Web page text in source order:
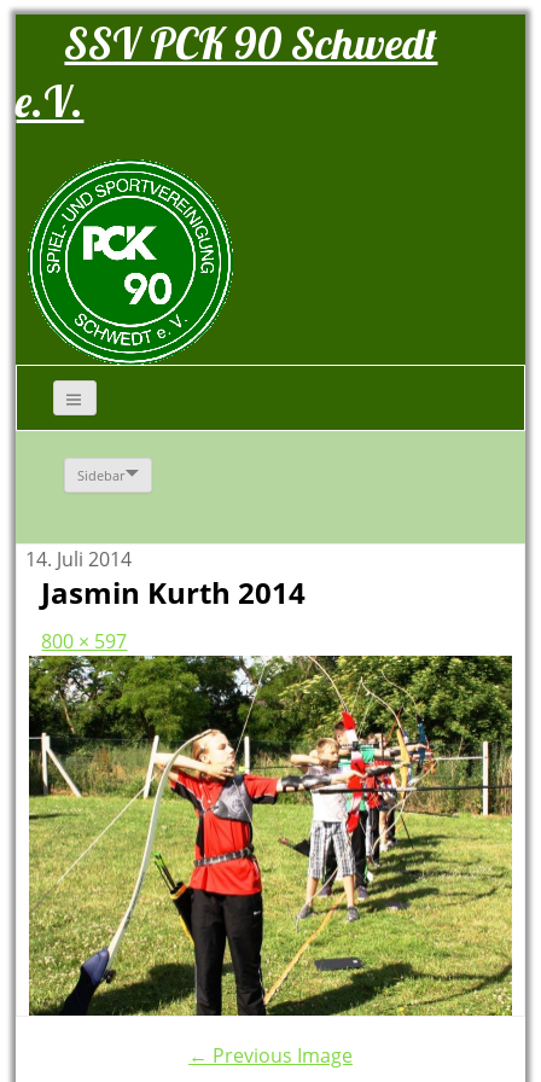
SSV PCK 90 Schwedt
e.V.
Sidebar
14. Juli 2014
Jasmin Kurth 2014
800 × 597
← Previous Image